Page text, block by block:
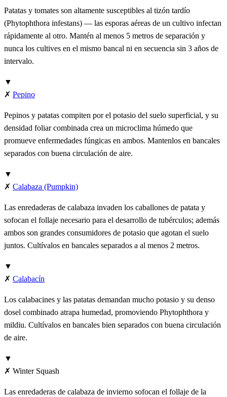
Patatas y tomates son altamente susceptibles al tizón tardío
(Phytophthora infestans) — las esporas aéreas de un cultivo infectan
rápidamente al otro. Mantén al menos 5 metros de separación y
nunca los cultives en el mismo bancal ni en secuencia sin 3 años de
intervalo.
▼
✗ Pepino
Pepinos y patatas compiten por el potasio del suelo superficial, y su
densidad foliar combinada crea un microclima húmedo que
promueve enfermedades fúngicas en ambos. Mantenlos en bancales
separados con buena circulación de aire.
▼
✗ Calabaza (Pumpkin)
Las enredaderas de calabaza invaden los caballones de patata y
sofocan el follaje necesario para el desarrollo de tubérculos; además
ambos son grandes consumidores de potasio que agotan el suelo
juntos. Cultívalos en bancales separados a al menos 2 metros.
▼
✗ Calabacín
Los calabacines y las patatas demandan mucho potasio y su denso
dosel combinado atrapa humedad, promoviendo Phytophthora y
mildiu. Cultívalos en bancales bien separados con buena circulación
de aire.
▼
✗ Winter Squash
Las enredaderas de calabaza de invierno sofocan el follaje de la